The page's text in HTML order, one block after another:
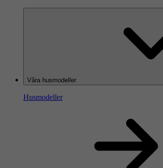
Våra husmodeller
Husmodeller